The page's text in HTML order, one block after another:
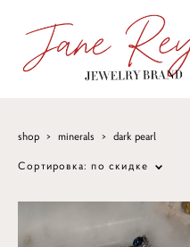
shop > minerals > dark pearl
Сортировка: по скидке